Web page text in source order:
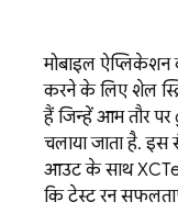
मोबाइल
करने के लिए शेल
हैं जिन्हें आम तौर
चलाया जाता है. इस
आउट के साथ
कि टेस्ट रन